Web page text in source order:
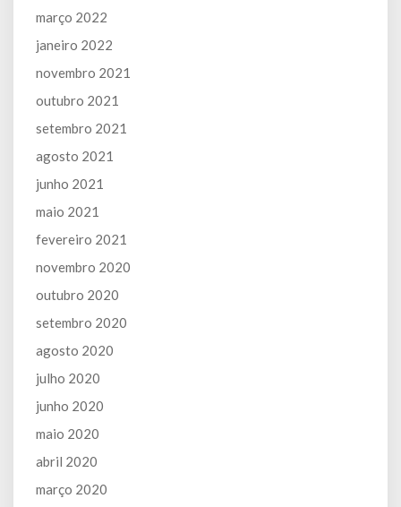
março 2022
janeiro 2022
novembro 2021
outubro 2021
setembro 2021
agosto 2021
junho 2021
maio 2021
fevereiro 2021
novembro 2020
outubro 2020
setembro 2020
agosto 2020
julho 2020
junho 2020
maio 2020
abril 2020
março 2020